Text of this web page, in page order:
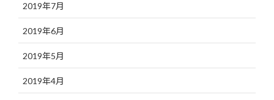
2019年7月
2019年6月
2019年5月
2019年4月